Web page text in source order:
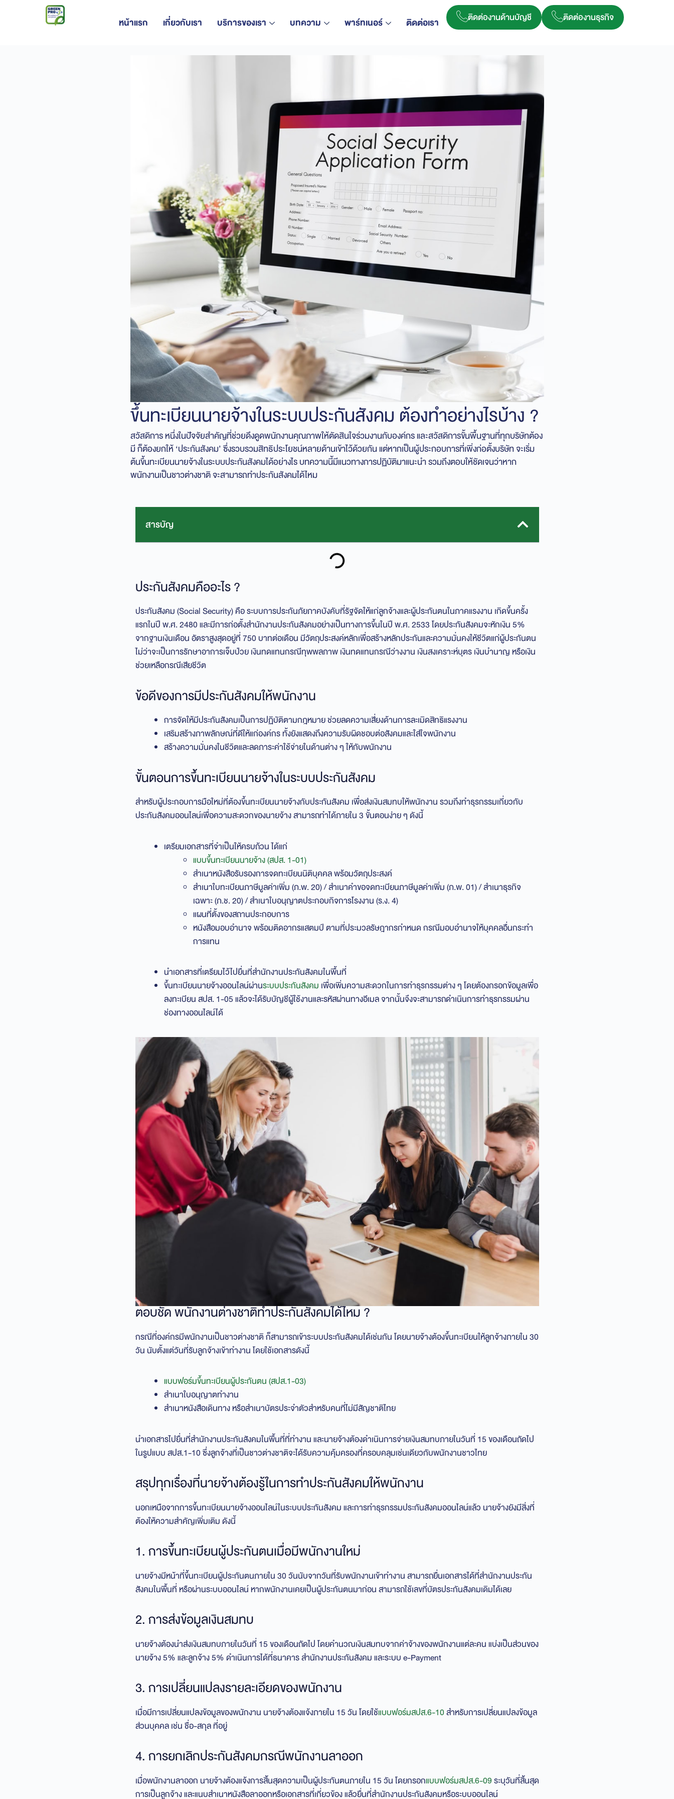
หน้าแรก เกี่ยวกับเรา บริการของเรา บทความ พาร์ทเนอร์ ติดต่อเรา ติดต่องานด้านบัญชี ติดต่องานธุรกิจ
ขึ้นทะเบียนนายจ้างในระบบประกันสังคม ต้องทำอย่างไรบ้าง ?
สวัสดิการ หนึ่งในปัจจัยสำคัญที่ช่วยดึงดูดพนักงานคุณภาพให้ตัดสินใจร่วมงานกับองค์กร และสวัสดิการขั้นพื้นฐานที่ทุกบริษัทต้อง
มี ก็ต้องยกให้ ‘ประกันสังคม’ ซึ่งรวบรวมสิทธิประโยชน์หลายด้านเข้าไว้ด้วยกัน แต่หากเป็นผู้ประกอบการที่เพิ่งก่อตั้งบริษัท จะเริ่ม
ต้นขึ้นทะเบียนนายจ้างในระบบประกันสังคมได้อย่างไร บทความนี้มีแนวทางการปฏิบัติมาแนะนำ รวมถึงตอบให้ชัดเจนว่าหาก
พนักงานเป็นชาวต่างชาติ จะสามารถทำประกันสังคมได้ไหม
สารบัญ
ประกันสังคมคืออะไร ?
ประกันสังคม (Social Security) คือ ระบบการประกันภัยภาคบังคับที่รัฐจัดให้แก่ลูกจ้างและผู้ประกันตนในภาคแรงงาน เกิดขึ้นครั้ง
แรกในปี พ.ศ. 2480 และมีการก่อตั้งสำนักงานประกันสังคมอย่างเป็นทางการขึ้นในปี พ.ศ. 2533 โดยประกันสังคมจะหักเงิน 5%
จากฐานเงินเดือน อัตราสูงสุดอยู่ที่ 750 บาทต่อเดือน มีวัตถุประสงค์หลักเพื่อสร้างหลักประกันและความมั่นคงให้ชีวิตแก่ผู้ประกันตน
ไม่ว่าจะเป็นการรักษาอาการเจ็บป่วย เงินทดแทนกรณีทุพพลภาพ เงินทดแทนกรณีว่างงาน เงินสงเคราะห์บุตร เงินบำนาญ หรือเงิน
ช่วยเหลือกรณีเสียชีวิต
ข้อดีของการมีประกันสังคมให้พนักงาน
การจัดให้มีประกันสังคมเป็นการปฏิบัติตามกฎหมาย ช่วยลดความเสี่ยงด้านการละเมิดสิทธิแรงงาน
เสริมสร้างภาพลักษณ์ที่ดีให้แก่องค์กร ทั้งยังแสดงถึงความรับผิดชอบต่อสังคมและใส่ใจพนักงาน
สร้างความมั่นคงในชีวิตและลดภาระค่าใช้จ่ายในด้านต่าง ๆ ให้กับพนักงาน
ขั้นตอนการขึ้นทะเบียนนายจ้างในระบบประกันสังคม
สำหรับผู้ประกอบการมือใหม่ที่ต้องขึ้นทะเบียนนายจ้างกับประกันสังคม เพื่อส่งเงินสมทบให้พนักงาน รวมถึงทำธุรกรรมเกี่ยวกับ
ประกันสังคมออนไลน์เพื่อความสะดวกของนายจ้าง สามารถทำได้ภายใน 3 ขั้นตอนง่าย ๆ ดังนี้
เตรียมเอกสารที่จำเป็นให้ครบถ้วน ได้แก่
แบบขึ้นทะเบียนนายจ้าง (สปส. 1-01)
สำเนาหนังสือรับรองการจดทะเบียนนิติบุคคล พร้อมวัตถุประสงค์
สำเนาใบทะเบียนภาษีมูลค่าเพิ่ม (ภ.พ. 20) / สำเนาคำขอจดทะเบียนภาษีมูลค่าเพิ่ม (ภ.พ. 01) / สำเนาธุรกิจ
เฉพาะ (ภ.ช. 20) / สำเนาใบอนุญาตประกอบกิจการโรงงาน (ร.ง. 4)
แผนที่ตั้งของสถานประกอบการ
หนังสือมอบอำนาจ พร้อมติดอากรแสตมป์ ตามที่ประมวลรัษฎากรกำหนด กรณีมอบอำนาจให้บุคคลอื่นกระทำ
การแทน
นำเอกสารที่เตรียมไว้ไปยื่นที่สำนักงานประกันสังคมในพื้นที่
ขึ้นทะเบียนนายจ้างออนไลน์ผ่านระบบประกันสังคม เพื่อเพิ่มความสะดวกในการทำธุรกรรมต่าง ๆ โดยต้องกรอกข้อมูลเพื่อ
ลงทะเบียน สปส. 1-05 แล้วจะได้รับบัญชีผู้ใช้งานและรหัสผ่านทางอีเมล จากนั้นจึงจะสามารถดำเนินการทำธุรกรรมผ่าน
ช่องทางออนไลน์ได้
ตอบชัด พนักงานต่างชาติทำประกันสังคมได้ไหม ?
กรณีที่องค์กรมีพนักงานเป็นชาวต่างชาติ ก็สามารถเข้าระบบประกันสังคมได้เช่นกัน โดยนายจ้างต้องขึ้นทะเบียนให้ลูกจ้างภายใน 30
วัน นับตั้งแต่วันที่รับลูกจ้างเข้าทำงาน โดยใช้เอกสารดังนี้
แบบฟอร์มขึ้นทะเบียนผู้ประกันตน (สปส.1-03)
สำเนาใบอนุญาตทำงาน
สำเนาหนังสือเดินทาง หรือสำเนาบัตรประจำตัวสำหรับคนที่ไม่มีสัญชาติไทย
นำเอกสารไปยื่นที่สำนักงานประกันสังคมในพื้นที่ที่ทำงาน และนายจ้างต้องดำเนินการจ่ายเงินสมทบภายในวันที่ 15 ของเดือนถัดไป
ในรูปแบบ สปส.1-10 ซึ่งลูกจ้างที่เป็นชาวต่างชาติจะได้รับความคุ้มครองที่ครอบคลุมเช่นเดียวกับพนักงานชาวไทย
สรุปทุกเรื่องที่นายจ้างต้องรู้ในการทำประกันสังคมให้พนักงาน
นอกเหนือจากการขึ้นทะเบียนนายจ้างออนไลน์ในระบบประกันสังคม และการทำธุรกรรมประกันสังคมออนไลน์แล้ว นายจ้างยังมีสิ่งที่
ต้องให้ความสำคัญเพิ่มเติม ดังนี้
1. การขึ้นทะเบียนผู้ประกันตนเมื่อมีพนักงานใหม่
นายจ้างมีหน้าที่ขึ้นทะเบียนผู้ประกันตนภายใน 30 วันนับจากวันที่รับพนักงานเข้าทำงาน สามารถยื่นเอกสารได้ที่สำนักงานประกัน
สังคมในพื้นที่ หรือผ่านระบบออนไลน์ หากพนักงานเคยเป็นผู้ประกันตนมาก่อน สามารถใช้เลขที่บัตรประกันสังคมเดิมได้เลย
2. การส่งข้อมูลเงินสมทบ
นายจ้างต้องนำส่งเงินสมทบภายในวันที่ 15 ของเดือนถัดไป โดยคำนวณเงินสมทบจากค่าจ้างของพนักงานแต่ละคน แบ่งเป็นส่วนของ
นายจ้าง 5% และลูกจ้าง 5% ดำเนินการได้ที่ธนาคาร สำนักงานประกันสังคม และระบบ e-Payment
3. การเปลี่ยนแปลงรายละเอียดของพนักงาน
เมื่อมีการเปลี่ยนแปลงข้อมูลของพนักงาน นายจ้างต้องแจ้งภายใน 15 วัน โดยใช้แบบฟอร์มสปส.6-10สำหรับการเปลี่ยนแปลงข้อมูล
ส่วนบุคคล เช่น ชื่อ-สกุล ที่อยู่
4. การยกเลิกประกันสังคมกรณีพนักงานลาออก
เมื่อพนักงานลาออก นายจ้างต้องแจ้งการสิ้นสุดความเป็นผู้ประกันตนภายใน 15 วัน โดยกรอกแบบฟอร์มสปส.6-09ระบุวันที่สิ้นสุด
การเป็นลูกจ้าง และแนบสำเนาหนังสือลาออกหรือเอกสารที่เกี่ยวข้อง แล้วยื่นที่สำนักงานประกันสังคมหรือระบบออนไลน์